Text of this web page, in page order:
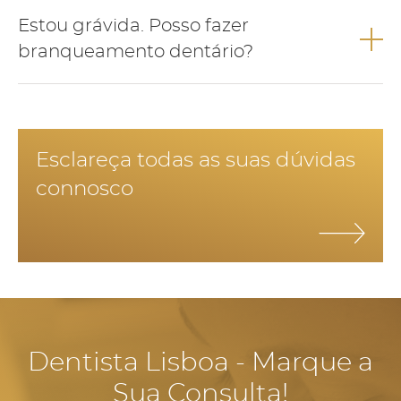
branqueamento diminuir a ingestão de alimentos que
pigmentam os dentes como café, chá, vinho e reduzir o
Estou grávida. Posso fazer
branqueamento dentário?
Esclareça todas as suas dúvidas
connosco
Dentista Lisboa - Marque a
Sua Consulta!